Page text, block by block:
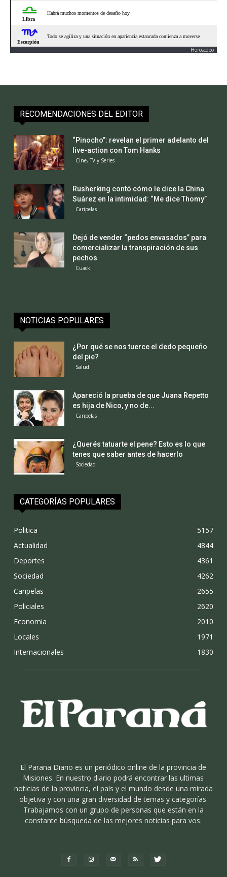
Horoscopo
RECOMENDACIONES DEL EDITOR
“Pinocho”: revelan el primer adelanto del
live-action con Tom Hanks
Cine, TV y Series
Rusherking contó cómo le dice la China
Suárez en la intimidad: “Me dice Thomy”
Caripelas
Dejó de vender “pedos envasados” para
comercializar la transpiración de sus
pechos
Cuack!
NOTICIAS POPULARES
¿Por qué se nos tuerce el dedo pequeño
del pie?
Salud
Apareció la prueba de que Juana Repetto
es hija de Nico, y no de...
Caripelas
¿Querés tatuarte el pene? Esto es lo que
tenes que saber antes de hacerlo
Sociedad
CATEGORÍAS POPULARES
Politica
5157
Actualidad
4844
Deportes
4361
Sociedad
4262
Caripelas
2655
Policiales
2620
Economia
2010
Locales
1971
Internacionales
1830
El Parana Diario es un periódico online de la provincia de
Misiones. En nuestro diario podrá encontrar las ultimas
noticias de la provincia, el país y el mundo desde una mirada
objetiva y con una gran diversidad de temas y categorías.
Trabajamos con un grupo de personas que están en la
constante búsqueda de las mejores noticias para vos.